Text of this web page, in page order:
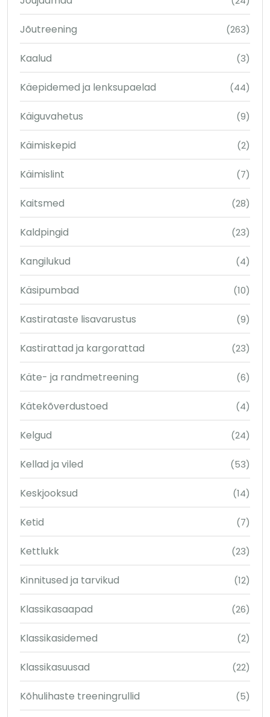
Jõutreening (263)
Kaalud (3)
Käepidemed ja lenksupaelad (44)
Käiguvahetus (9)
Käimiskepid (2)
Käimislint (7)
Kaitsmed (28)
Kaldpingid (23)
Kangilukud (4)
Käsipumbad (10)
Kastirataste lisavarustus (9)
Kastirattad ja kargorattad (23)
Käte- ja randmetreening (6)
Kätekõverdustoed (4)
Kelgud (24)
Kellad ja viled (53)
Keskjooksud (14)
Ketid (7)
Kettlukk (23)
Kinnitused ja tarvikud (12)
Klassikasaapad (26)
Klassikasidemed (2)
Klassikasuusad (22)
Kõhulihaste treeningrullid (5)